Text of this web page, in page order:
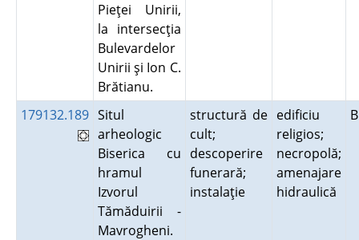
Pieţei Unirii,
la intersecţia
Bulevardelor
Unirii şi Ion C.
Brătianu.
179132.189 Situl
arheologic
Biserica cu
hramul
Izvorul
Tămăduirii -
Mavrogheni.
structură de
cult;
descoperire
funerară;
instalaţie
edificiu
religios;
necropolă;
amenajare
hidraulică